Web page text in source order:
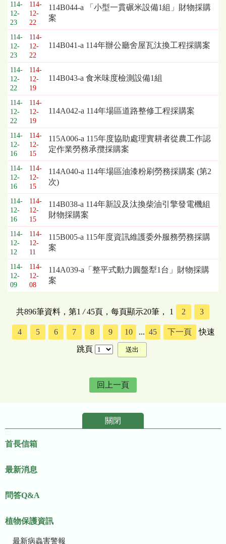
114-
12-
23
114-
12-
22
114B044-a 「小型一貫碾米設備1組」財物採購
案
114-
12-
23
114-
12-
22
114B041-a 114年辦公廳舍屋瓦汰換工程採購案
114-
12-
22
114-
12-
19
114B043-a 食米味度檢測設備1組
114-
12-
22
114-
12-
19
114A042-a 114年場區道路整修工程採購案
114-
12-
16
114-
12-
15
115A006-a 115年度協助處理實耕者從農工作認
定作業勞務承攬採購案
114-
12-
16
114-
12-
15
114A040-a 114年場區油漆粉刷勞務採購案 (第2
次)
114-
12-
16
114-
12-
15
114B038-a 114年新設及汰換柴油引擎發電機組
財物採購案
114-
12-
12
114-
12-
11
115B005-a 115年度資訊維護委外服務勞務採購
案
114-
12-
09
114-
12-
08
114A039-a「整平式動力圓盤犁1台」財物採購
案
共896筆資料，第1 /45頁，每頁顯示20筆， 1 2 3
4 5 6 7 8 9 10 ... 45 下一頁
快速
跳頁
回上一頁
關閉
首長信箱
最新消息
問答Q&A
植物保護資訊
最新病蟲害警報